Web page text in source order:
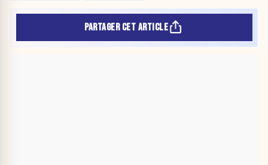
PARTAGER CET ARTICLE